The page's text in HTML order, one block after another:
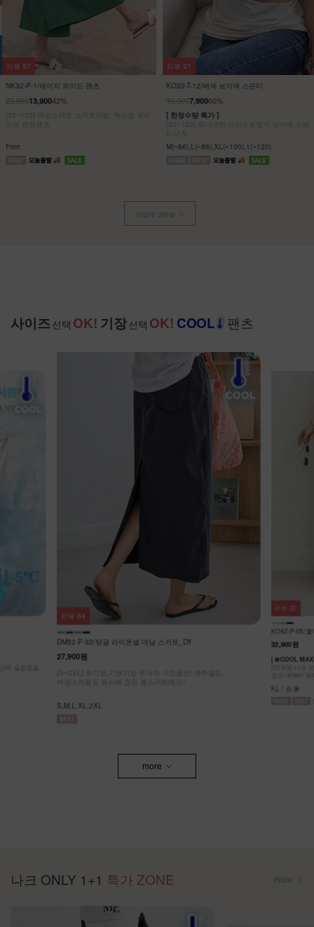
NK32-P-1/에이지 와이드 팬츠
42%
23,90013,900
[55~120] 여성스러운 스커트처럼, 맥시멈 와이
Free
리뷰 57
KO22-T-12/배색 브이넥 스판티
60%
19,9007,900
[ 한정수량 특가 ]
[55~120] 유니크한 사이드브릿지 브이넥 스판
M(~66),L(~88),XL(~100),1(~120)
리뷰 21
more view
사이즈 선택 OK! 기장선택 OK! COOL 팬츠
DM52-P-32/팅글 라이온셀 데님 스커트_DY
27,900원
[S~2XL] 숏기장,기본기장 두가지 기장옵션! 캐주얼도,
S,M,L,XL,2XL
리뷰 64
KO62-P-05/쿨
32,900원
[ ❄️COOL
F,L / 숏,롱
20
more
나크 ONLY 1+1 특가 ZONE more